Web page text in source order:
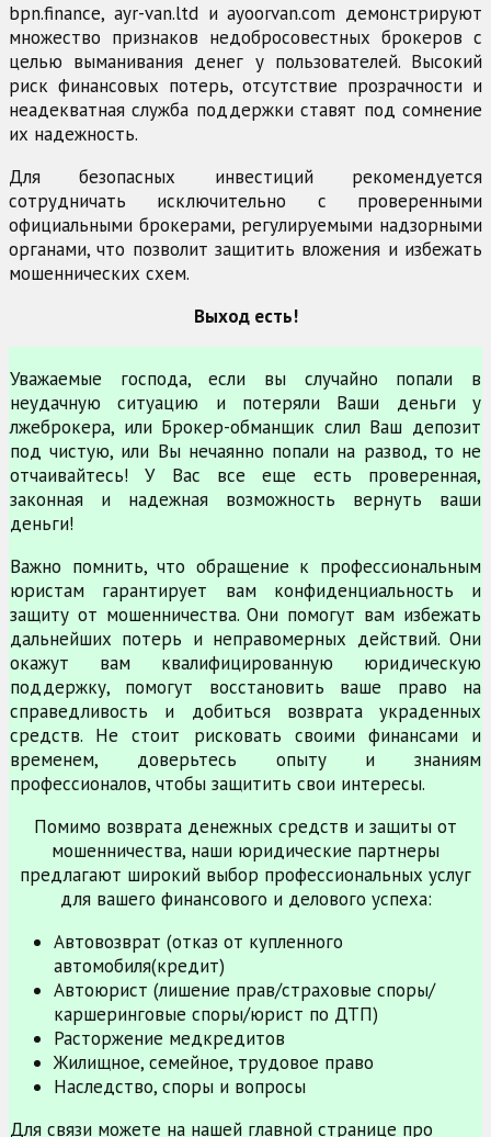
bpn.finance, ayr-van.ltd и ayoorvan.com демонстрируют
множество признаков недобросовестных брокеров с
целью выманивания денег у пользователей. Высокий
риск финансовых потерь, отсутствие прозрачности и
неадекватная служба поддержки ставят под сомнение
их надежность.
Для безопасных инвестиций рекомендуется
сотрудничать исключительно с проверенными
официальными брокерами, регулируемыми надзорными
органами, что позволит защитить вложения и избежать
мошеннических схем.
Выход есть!
Уважаемые господа, если вы случайно попали в
неудачную ситуацию и потеряли Ваши деньги у
лжеброкера, или Брокер-обманщик слил Ваш депозит
под чистую, или Вы нечаянно попали на развод, то не
отчаивайтесь! У Вас все еще есть проверенная,
законная и надежная возможность вернуть ваши
деньги!
Важно помнить, что обращение к профессиональным
юристам гарантирует вам конфиденциальность и
защиту от мошенничества. Они помогут вам избежать
дальнейших потерь и неправомерных действий. Они
окажут вам квалифицированную юридическую
поддержку, помогут восстановить ваше право на
справедливость и добиться возврата украденных
средств. Не стоит рисковать своими финансами и
временем, доверьтесь опыту и знаниям
профессионалов, чтобы защитить свои интересы.
Помимо возврата денежных средств и защиты от
мошенничества, наши юридические партнеры
предлагают широкий выбор профессиональных услуг
для вашего финансового и делового успеха:
Автовозврат (отказ от купленного
автомобиля(кредит)
Автоюрист (лишение прав/страховые споры/
каршеринговые споры/юрист по ДТП)
Расторжение медкредитов
Жилищное, семейное, трудовое право
Наследство, споры и вопросы
Для связи можете на нашей главной странице про